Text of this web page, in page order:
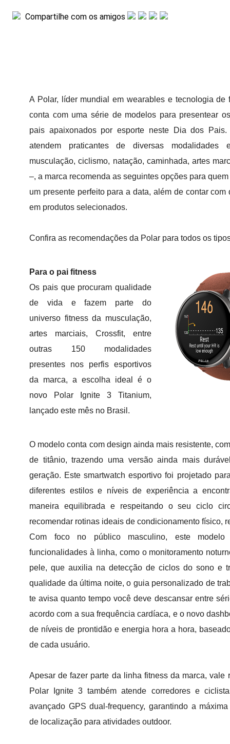
Compartilhe com os amigos
A Polar, líder mundial em wearables e tecnologia de
conta com uma série de modelos para presentear
pais apaixonados por esporte neste Dia dos
atendem praticantes de diversas modalidades
musculação, ciclismo, natação, caminhada, artes
–, a marca recomenda as seguintes opções para
um presente perfeito para a data, além de contar com
em produtos selecionados.
Confira as recomendações da Polar para todos os
Para o pai fitness
Os pais que procuram qualidade
de vida e fazem parte do
universo fitness da musculação,
artes marciais, Crossfit, entre
outras 150 modalidades
presentes nos perfis esportivos
da marca, a escolha ideal é o
novo Polar Ignite 3 Titanium,
lançado este mês no Brasil.
O modelo conta com design ainda mais resistente,
de titânio, trazendo uma versão ainda mais
geração. Este smartwatch esportivo foi projetado
diferentes estilos e níveis de experiência a
maneira equilibrada e respeitando o seu ciclo
recomendar rotinas ideais de condicionamento físico,
Com foco no público masculino, este
funcionalidades à linha, como o monitoramento
pele, que auxilia na detecção de ciclos do sono e
qualidade da última noite, o guia personalizado de
te avisa quanto tempo você deve descansar entre
acordo com a sua frequência cardíaca, e o novo
de níveis de prontidão e energia hora a hora,
de cada usuário.
Apesar de fazer parte da linha fitness da marca, vale
Polar Ignite 3 também atende corredores e
avançado GPS dual-frequency, garantindo a
de localização para atividades outdoor.